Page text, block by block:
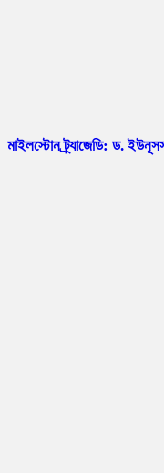
মাইলস্টোন ট্র্যাজেডি: ড.